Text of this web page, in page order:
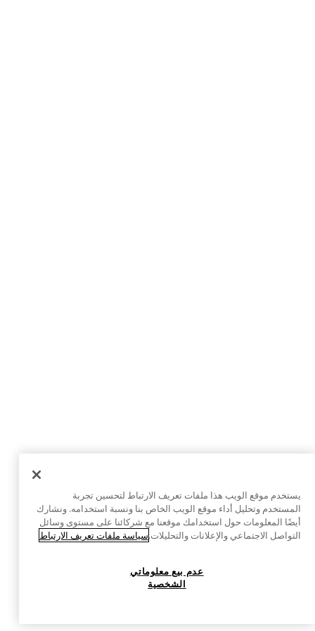
يستخدم موقع الويب هذا ملفات تعريف الارتباط لتحسين تجربة
المستخدم وتحليل أداء موقع الويب الخاص بنا ونسبة استخدامه. ونشارك
أيضًا المعلومات حول استخدامك موقعنا مع شركائنا على مستوى وسائل
التواصل الاجتماعي والإعلانات والتحليلات.سياسة ملفات تعريف الارتباط
عدم بيع معلوماتي
الشخصية